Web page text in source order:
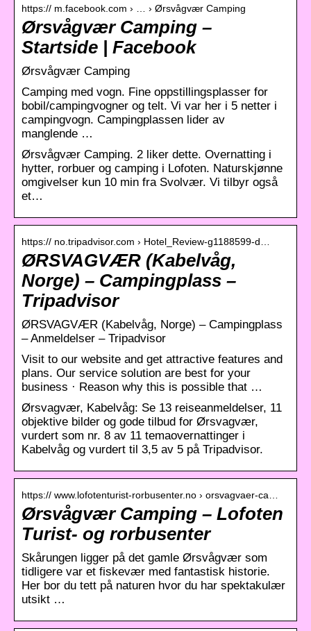
https:// m.facebook.com › … › Ørsvågvær Camping
Ørsvågvær Camping –
Startside | Facebook
Ørsvågvær Camping
Camping med vogn. Fine oppstillingsplasser for
bobil/campingvogner og telt. Vi var her i 5 netter i
campingvogn. Campingplassen lider av
manglende …
Ørsvågvær Camping. 2 liker dette. Overnatting i
hytter, rorbuer og camping i Lofoten. Naturskjønne
omgivelser kun 10 min fra Svolvær. Vi tilbyr også
et…
https:// no.tripadvisor.com › Hotel_Review-g1188599-d…
ØRSVAGVÆR (Kabelvåg,
Norge) – Campingplass –
Tripadvisor
ØRSVAGVÆR (Kabelvåg, Norge) – Campingplass
– Anmeldelser – Tripadvisor
Visit to our website and get attractive features and
plans. Our service solution are best for your
business · Reason why this is possible that …
Ørsvagvær, Kabelvåg: Se 13 reiseanmeldelser, 11
objektive bilder og gode tilbud for Ørsvagvær,
vurdert som nr. 8 av 11 temaovernattinger i
Kabelvåg og vurdert til 3,5 av 5 på Tripadvisor.
https:// www.lofotenturist-rorbusenter.no › orsvagvaer-ca…
Ørsvågvær Camping – Lofoten
Turist- og rorbusenter
Skårungen ligger på det gamle Ørsvågvær som
tidligere var et fiskevær med fantastisk historie.
Her bor du tett på naturen hvor du har spektakulær
utsikt …